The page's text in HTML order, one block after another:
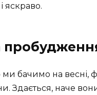
яскраво.
ми бачимо на весні,
Здається, наче